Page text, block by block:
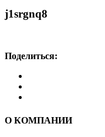
j1srgnq8
Поделиться:
О КОМПАНИИ